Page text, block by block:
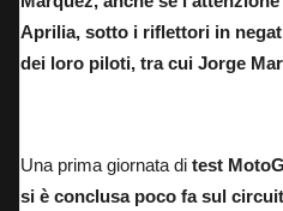
Aprilia, sotto i riflettori in
dei loro piloti, tra cui Jorge
Una prima giornata di test
si è conclusa poco fa sul